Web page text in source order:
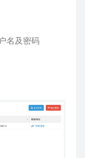
名及密码